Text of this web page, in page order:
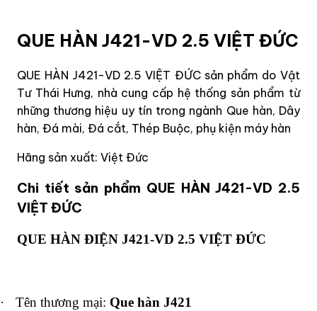
QUE HÀN J421-VD 2.5 VIỆT ĐỨC
QUE HÀN J421-VD 2.5 VIỆT ĐỨC sản phẩm do Vật
Tư Thái Hưng, nhà cung cấp hệ thống sản phẩm từ
những thương hiệu uy tín trong ngành Que hàn, Dây
hàn, Đá mài, Đá cắt, Thép Buộc, phụ kiện máy hàn
Hãng sản xuất: Việt Đức
Chi tiết sản phẩm QUE HÀN J421-VD 2.5
VIỆT ĐỨC
QUE HÀN ĐIỆN J421-VD 2.5 VIỆT ĐỨC
· Tên thương mại: Que hàn J421